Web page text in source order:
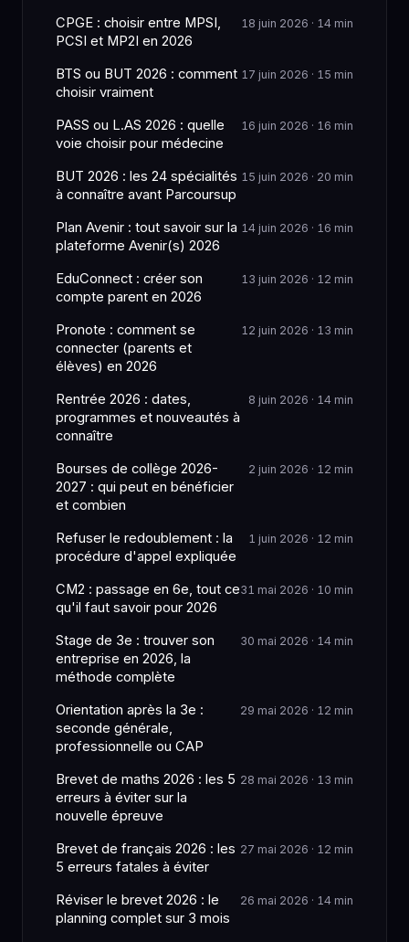
CPGE : choisir entre MPSI,
PCSI et MP2I en 2026
18 juin 2026 · 14 min
BTS ou BUT 2026 : comment
choisir vraiment
17 juin 2026 · 15 min
PASS ou L.AS 2026 : quelle
voie choisir pour médecine
16 juin 2026 · 16 min
BUT 2026 : les 24 spécialités
à connaître avant Parcoursup
15 juin 2026 · 20 min
Plan Avenir : tout savoir sur la
plateforme Avenir(s) 2026
14 juin 2026 · 16 min
EduConnect : créer son
compte parent en 2026
13 juin 2026 · 12 min
Pronote : comment se
connecter (parents et
élèves) en 2026
12 juin 2026 · 13 min
Rentrée 2026 : dates,
programmes et nouveautés à
connaître
8 juin 2026 · 14 min
Bourses de collège 2026-
2027 : qui peut en bénéficier
et combien
2 juin 2026 · 12 min
Refuser le redoublement : la
procédure d'appel expliquée
1 juin 2026 · 12 min
CM2 : passage en 6e, tout ce
qu'il faut savoir pour 2026
31 mai 2026 · 10 min
Stage de 3e : trouver son
entreprise en 2026, la
méthode complète
30 mai 2026 · 14 min
Orientation après la 3e :
seconde générale,
professionnelle ou CAP
29 mai 2026 · 12 min
Brevet de maths 2026 : les 5
erreurs à éviter sur la
nouvelle épreuve
28 mai 2026 · 13 min
Brevet de français 2026 : les
5 erreurs fatales à éviter
27 mai 2026 · 12 min
Réviser le brevet 2026 : le
planning complet sur 3 mois
26 mai 2026 · 14 min